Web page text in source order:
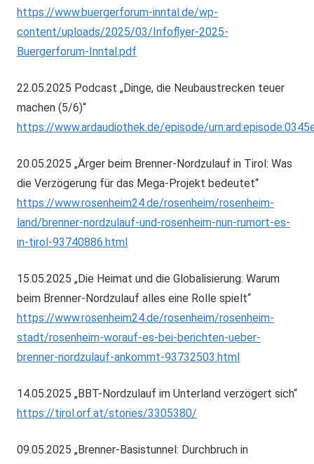
https://www.buergerforum-inntal.de/wp-
content/uploads/2025/03/Infoflyer-2025-
Buergerforum-Inntal.pdf
22.05.2025 Podcast „Dinge, die Neubaustrecken teuer
machen (5/6)“
https://www.ardaudiothek.de/episode/
20.05.2025 „Ärger beim Brenner-Nordzulauf in Tirol: Was
die Verzögerung für das Mega-Projekt bedeutet“
https://www.rosenheim24.de/rosenheim/rosenheim-
land/brenner-nordzulauf-und-rosenheim-nun-rumort-es-
in-tirol-93740886.html
15.05.2025 „Die Heimat und die Globalisierung: Warum
beim Brenner-Nordzulauf alles eine Rolle spielt“
https://www.rosenheim24.de/rosenheim/rosenheim-
stadt/rosenheim-worauf-es-bei-berichten-ueber-
brenner-nordzulauf-ankommt-93732503.html
14.05.2025 „BBT-Nordzulauf im Unterland verzögert sich“
https://tirol.orf.at/stories/3305380/
09.05.2025 „Brenner-Basistunnel: Durchbruch in